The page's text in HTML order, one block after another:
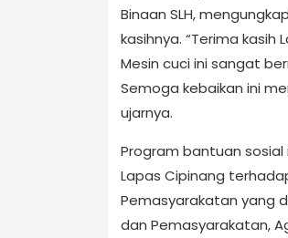
Binaan SLH,
kasihnya. “Terima
Mesin cuci ini sangat
Semoga kebaikan ini
ujarnya.
Program bantuan
Lapas Cipinang
Pemasyarakatan yang
dan Pemasyarakatan,